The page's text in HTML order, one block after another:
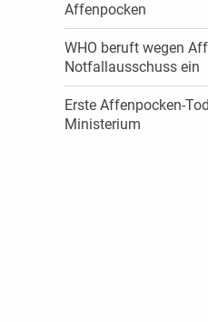
Affenpocken
WHO beruft wegen
Notfallausschuss ein
Erste Affenpocken-
Ministerium